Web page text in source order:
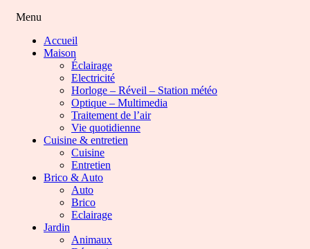
Menu
Accueil
Maison
Éclairage
Electricité
Horloge – Réveil – Station météo
Optique – Multimedia
Traitement de l’air
Vie quotidienne
Cuisine & entretien
Cuisine
Entretien
Brico & Auto
Auto
Brico
Eclairage
Jardin
Animaux